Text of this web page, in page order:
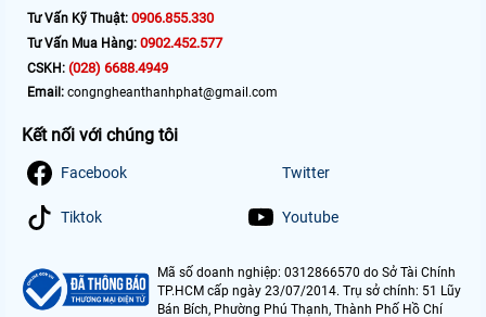
Tư Vấn Kỹ Thuật: 0906.855.330
Tư Vấn Mua Hàng: 0902.452.577
CSKH: (028) 6688.4949
Email: congngheanthanhphat@gmail.com
Kết nối với chúng tôi
Facebook Twitter
Tiktok Youtube
Mã số doanh nghiệp: 0312866570 do Sở Tài Chính
TP.HCM cấp ngày 23/07/2014. Trụ sở chính: 51 Lũy
Bán Bích, Phường Phú Thạnh, Thành Phố Hồ Chí